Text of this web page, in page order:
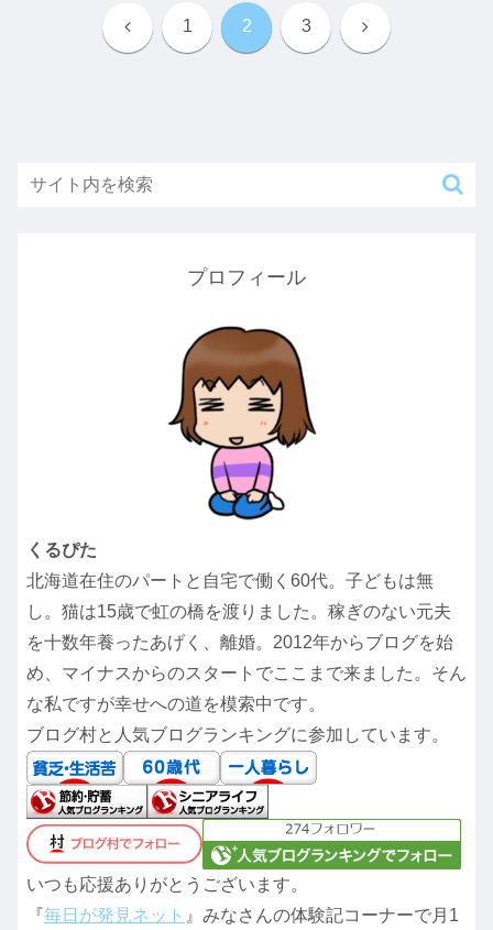
前 1 2 3 次
プロフィール
くるぴた
北海道在住のパートと自宅で働く60代。子どもは無
し。猫は15歳で虹の橋を渡りました。稼ぎのない元夫
を十数年養ったあげく、離婚。2012年からブログを始
め、マイナスからのスタートでここまで来ました。そん
な私ですが幸せへの道を模索中です。
ブログ村と人気ブログランキングに参加しています。
いつも応援ありがとうございます。
『毎日が発見ネット 』みなさんの体験記コーナーで月1